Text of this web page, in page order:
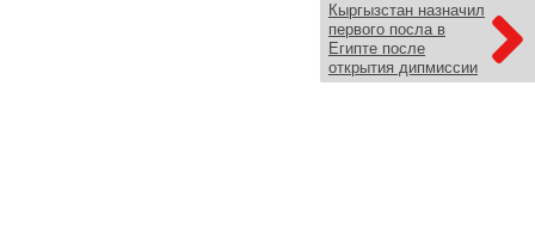
Кыргызстан назначил
первого посла в
Египте после
открытия дипмиссии